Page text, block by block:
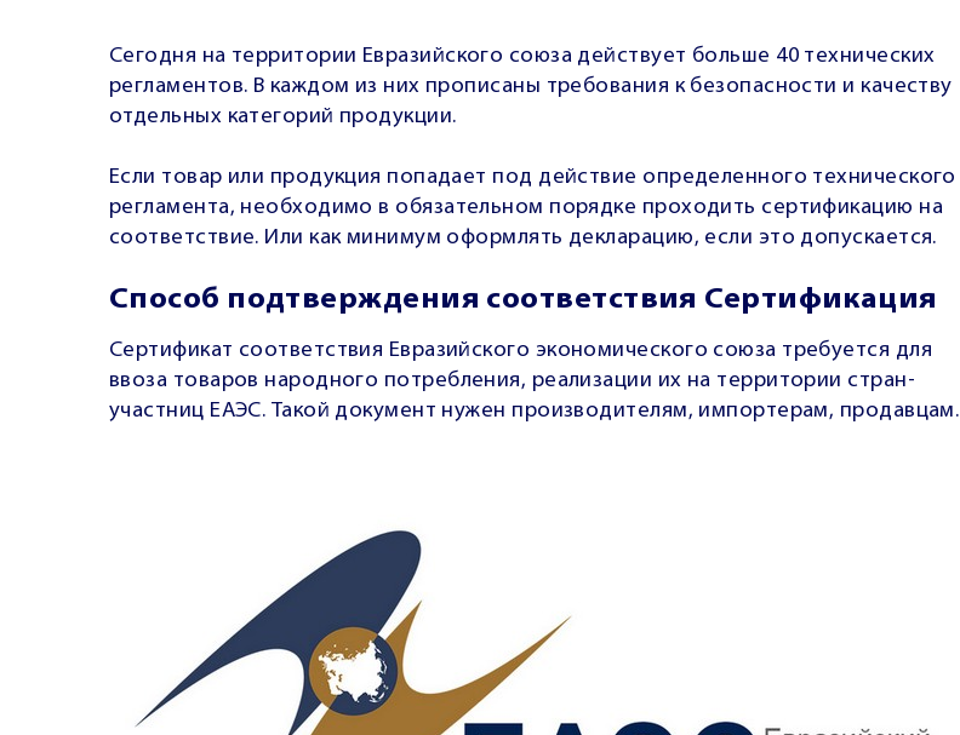
Сегодня на территории Евразийского союза действует больше 40 технических
регламентов. В каждом из них прописаны требования к безопасности и качеству
отдельных категорий продукции.
Если товар или продукция попадает под действие определенного технического
регламента, необходимо в обязательном порядке проходить сертификацию на
соответствие. Или как минимум оформлять декларацию, если это допускается.
Способ подтверждения соответствия Сертификация
Сертификат соответствия Евразийского экономического союза требуется для
ввоза товаров народного потребления, реализации их на территории стран-
участниц ЕАЭС. Такой документ нужен производителям, импортерам, продавцам.